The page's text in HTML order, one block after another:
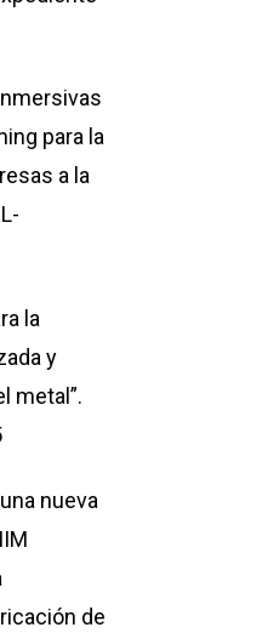
para la
a la
la
y
metal”.
nueva
de